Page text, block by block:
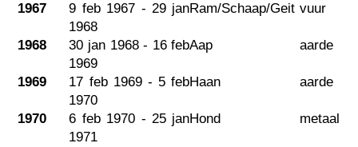
1967
9 feb 1967 - 29 jan
1968
Ram/Schaap/Geit vuur
1968
30 jan 1968 - 16 feb
1969
Aap aarde
1969
17 feb 1969 - 5 feb
1970
Haan aarde
1970
6 feb 1970 - 25 jan
1971
Hond metaal